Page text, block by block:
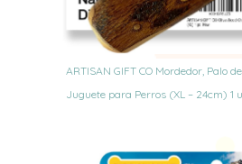
ARTISAN GIFT CO Mordedor, Palo
Juguete para Perros (XL – 24cm) 1